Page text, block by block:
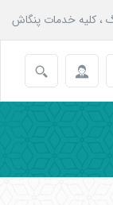
، کلیه خدمات پنگاش